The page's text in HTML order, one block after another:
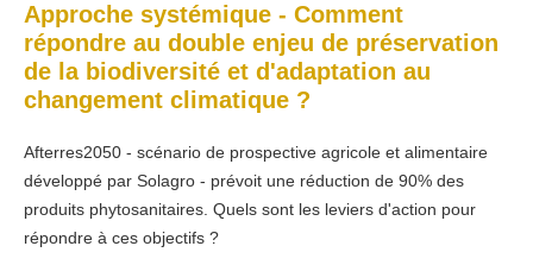
Approche systémique - Comment
répondre au double enjeu de préservation
de la biodiversité et d'adaptation au
changement climatique ?
Afterres2050 - scénario de prospective agricole et alimentaire
développé par Solagro - prévoit une réduction de 90% des
produits phytosanitaires. Quels sont les leviers d'action pour
répondre à ces objectifs ?